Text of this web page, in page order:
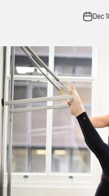
Dec